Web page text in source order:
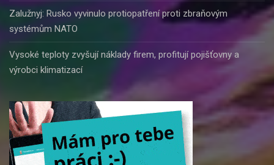
Zalužnyj: Rusko vyvinulo protiopatření proti zbraňovým
systémům NATO
Vysoké teploty zvyšují náklady firem, profitují pojišťovny a
výrobci klimatizací